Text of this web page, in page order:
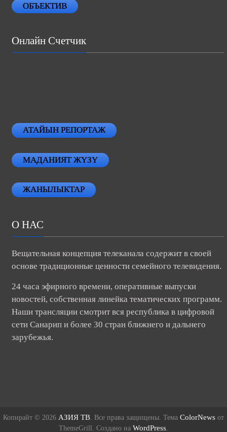
ОБЪЕКТИВ
Онлайн Счетчик
АТАЙЫН РЕПОРТАЖ
МАДАНИЯТ ЖҮЗҮ
ЖАНЫЛЫКТАР
О НАС
Вещательная концепция телеканала содержит в своей
основе традиционные ценности семейного телевидения.
24 часа эфирного времени, оперативные выпуски
новостей, собственная линейка тематических программ.
Наши трансляции смотрит вся республика в цифровой
сети Санарип и более 30 стран ближнего и дальнего
зарубежья.
Копирайт © 2026 АЗИЯ ТВ . Все права защищены. Тема ColorNews от
ThemeGrill. Создано на WordPress